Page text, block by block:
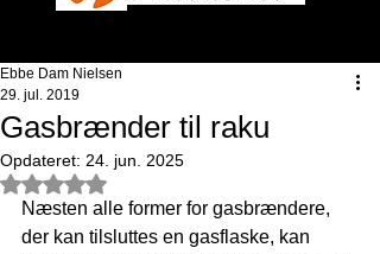
NYHED
Gasbrænder til raku
Ebbe Dam Nielsen
29. jul. 2019
Opdateret: 24. jun. 2025
Bedømt til NaN ud af 5 stjerner.
Næsten alle former for gasbrændere,
der kan tilsluttes en gasflaske, kan